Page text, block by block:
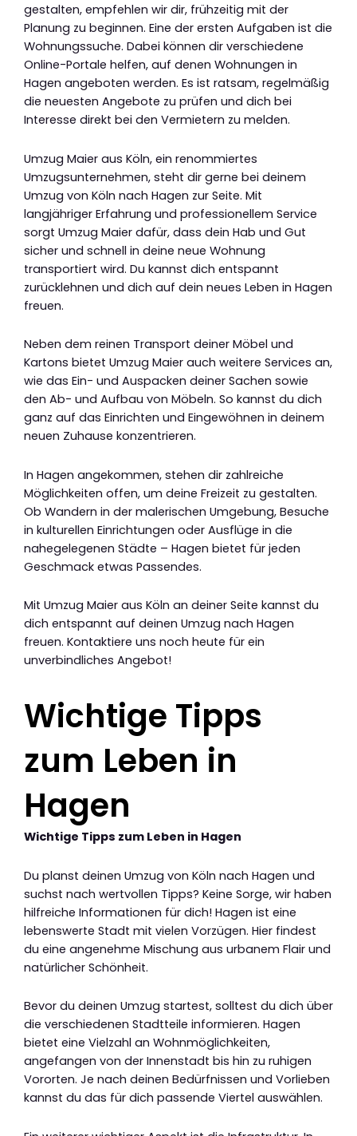
gestalten, empfehlen wir dir, frühzeitig mit der
Planung zu beginnen. Eine der ersten Aufgaben ist die
Wohnungssuche. Dabei können dir verschiedene
Online-Portale helfen, auf denen Wohnungen in
Hagen angeboten werden. Es ist ratsam, regelmäßig
die neuesten Angebote zu prüfen und dich bei
Interesse direkt bei den Vermietern zu melden.
Umzug Maier aus Köln, ein renommiertes
Umzugsunternehmen, steht dir gerne bei deinem
Umzug von Köln nach Hagen zur Seite. Mit
langjähriger Erfahrung und professionellem Service
sorgt Umzug Maier dafür, dass dein Hab und Gut
sicher und schnell in deine neue Wohnung
transportiert wird. Du kannst dich entspannt
zurücklehnen und dich auf dein neues Leben in Hagen
freuen.
Neben dem reinen Transport deiner Möbel und
Kartons bietet Umzug Maier auch weitere Services an,
wie das Ein- und Auspacken deiner Sachen sowie
den Ab- und Aufbau von Möbeln. So kannst du dich
ganz auf das Einrichten und Eingewöhnen in deinem
neuen Zuhause konzentrieren.
In Hagen angekommen, stehen dir zahlreiche
Möglichkeiten offen, um deine Freizeit zu gestalten.
Ob Wandern in der malerischen Umgebung, Besuche
in kulturellen Einrichtungen oder Ausflüge in die
nahegelegenen Städte – Hagen bietet für jeden
Geschmack etwas Passendes.
Mit Umzug Maier aus Köln an deiner Seite kannst du
dich entspannt auf deinen Umzug nach Hagen
freuen. Kontaktiere uns noch heute für ein
unverbindliches Angebot!
Wichtige Tipps
zum Leben in
Hagen
Wichtige Tipps zum Leben in Hagen
Du planst deinen Umzug von Köln nach Hagen und
suchst nach wertvollen Tipps? Keine Sorge, wir haben
hilfreiche Informationen für dich! Hagen ist eine
lebenswerte Stadt mit vielen Vorzügen. Hier findest
du eine angenehme Mischung aus urbanem Flair und
natürlicher Schönheit.
Bevor du deinen Umzug startest, solltest du dich über
die verschiedenen Stadtteile informieren. Hagen
bietet eine Vielzahl an Wohnmöglichkeiten,
angefangen von der Innenstadt bis hin zu ruhigen
Vororten. Je nach deinen Bedürfnissen und Vorlieben
kannst du das für dich passende Viertel auswählen.